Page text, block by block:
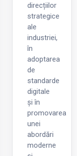
direcțiilor
strategice
ale
industriei,
în
adoptarea
de
standarde
digitale
și în
promovarea
unei
abordări
moderne